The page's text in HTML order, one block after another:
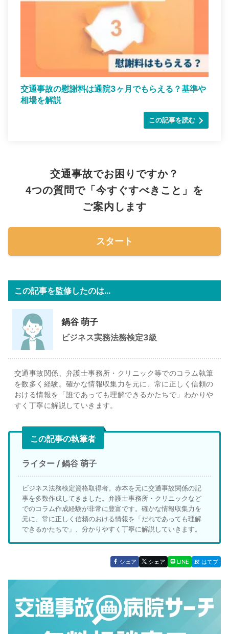
交通事故の慰謝料は通院3ヶ月でもらえる？基準や
相場を解説
この記事を読む
交通事故でお困りですか？
4つの質問で「今すぐすべきこと」を
ご案内します
スタート
この記事を監修したのは…
鍋谷 萌子
ビジネス実務法務検定3級
交通事故関係、弁護士事務所・クリニック等でのコラム執筆
を数多く経験。確かな情報収集力を元に、常に正しく信頼の
おける情報を「誰であっても理解できるかたちで」わかりや
すく丁寧に解説していきます。
この記事の執筆者
ライター / 鍋谷 萌子
ビジネス法務検定資格取得者。赤本を元に交通事故関係の記
事を多数作成してきました。弁護士事務所・クリニックなど
でのコラム作成経験が非常に豊富です。確かな情報収集力を
元に、常に正しく信頼のおける情報を「だれであっても理解
できるかたちで」、分かりやすく丁寧に解説していきます。
シェア シェア LINE はてブ